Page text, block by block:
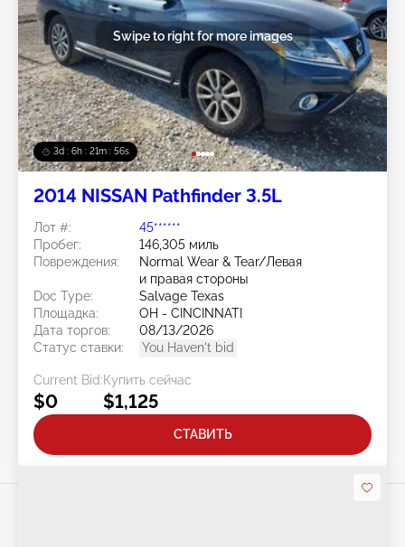
3d : 6h : 21m : 53s
Swipe to right for more images
2014 NISSAN Pathfinder 3.5L
Лот #:
45******
Пробег:
146,305 миль
Повреждения:
Normal Wear & Tear/Левая
и правая стороны
Doc Type:
Salvage Texas
Площадка:
OH - CINCINNATI
Дата торгов:
08/13/2026
Статус ставки:
You Haven't bid
Current Bid:
$0
Купить сейчас
$1,125
СТАВИТЬ